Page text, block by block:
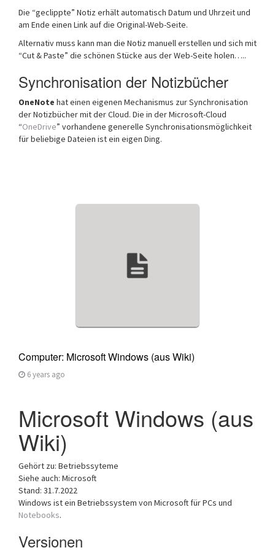
Die “geclippte” Notiz erhält automatisch Datum und Uhrzeit und
am Ende einen Link auf die Original-Web-Seite.
Alternativ muss kann man die Notiz manuell erstellen und sich mit
“Cut & Paste” die schönen Stücke aus der Web-Seite holen…..
Synchronisation der Notizbücher
OneNote hat einen eigenen Mechanismus zur Synchronisation
der Notizbücher mit der Cloud. Die in der Microsoft-Cloud
“OneDrive” vorhandene generelle Synchronisationsmöglichkeit
für beliebige Dateien ist ein eigen Ding.
Computer: Microsoft Windows (aus Wiki)
6 years ago
Microsoft Windows (aus
Wiki)
Gehört zu: Betriebssyteme
Siehe auch: Microsoft
Stand: 31.7.2022
Windows ist ein Betriebssystem von Microsoft für PCs und
Notebooks.
Versionen